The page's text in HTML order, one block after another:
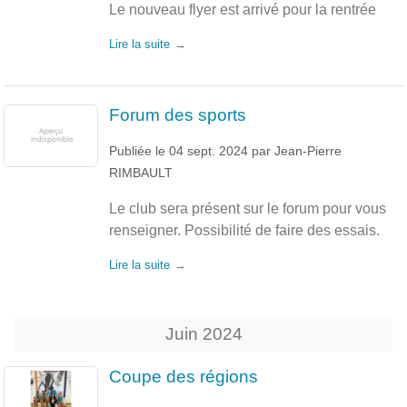
Le nouveau flyer est arrivé pour la rentrée
Lire la suite
Forum des sports
Publiée le 04 sept. 2024 par Jean-Pierre
RIMBAULT
Le club sera présent sur le forum pour vous
renseigner. Possibilité de faire des essais.
Lire la suite
Juin 2024
Coupe des régions